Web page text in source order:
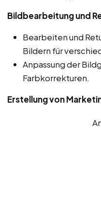
Bildbearbeitung und
Bearbeiten und
Bildern für
Anpassung der
Farbkorrekturen.
Erstellung von